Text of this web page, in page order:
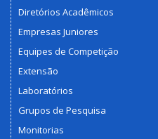
Diretórios Acadêmicos
Empresas Juniores
Equipes de Competição
Extensão
Laboratórios
Grupos de Pesquisa
Monitorias